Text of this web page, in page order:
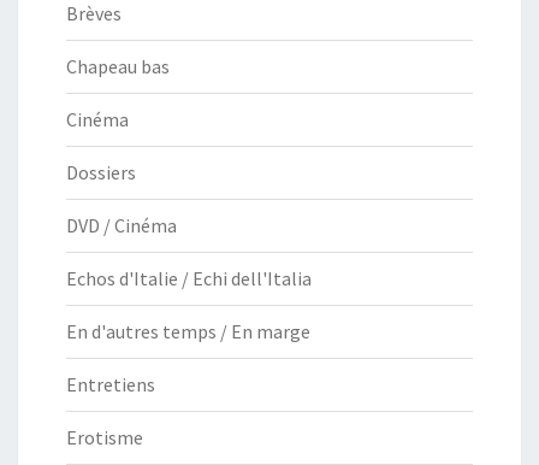
Brèves
Chapeau bas
Cinéma
Dossiers
DVD / Cinéma
Echos d'Italie / Echi dell'Italia
En d'autres temps / En marge
Entretiens
Erotisme